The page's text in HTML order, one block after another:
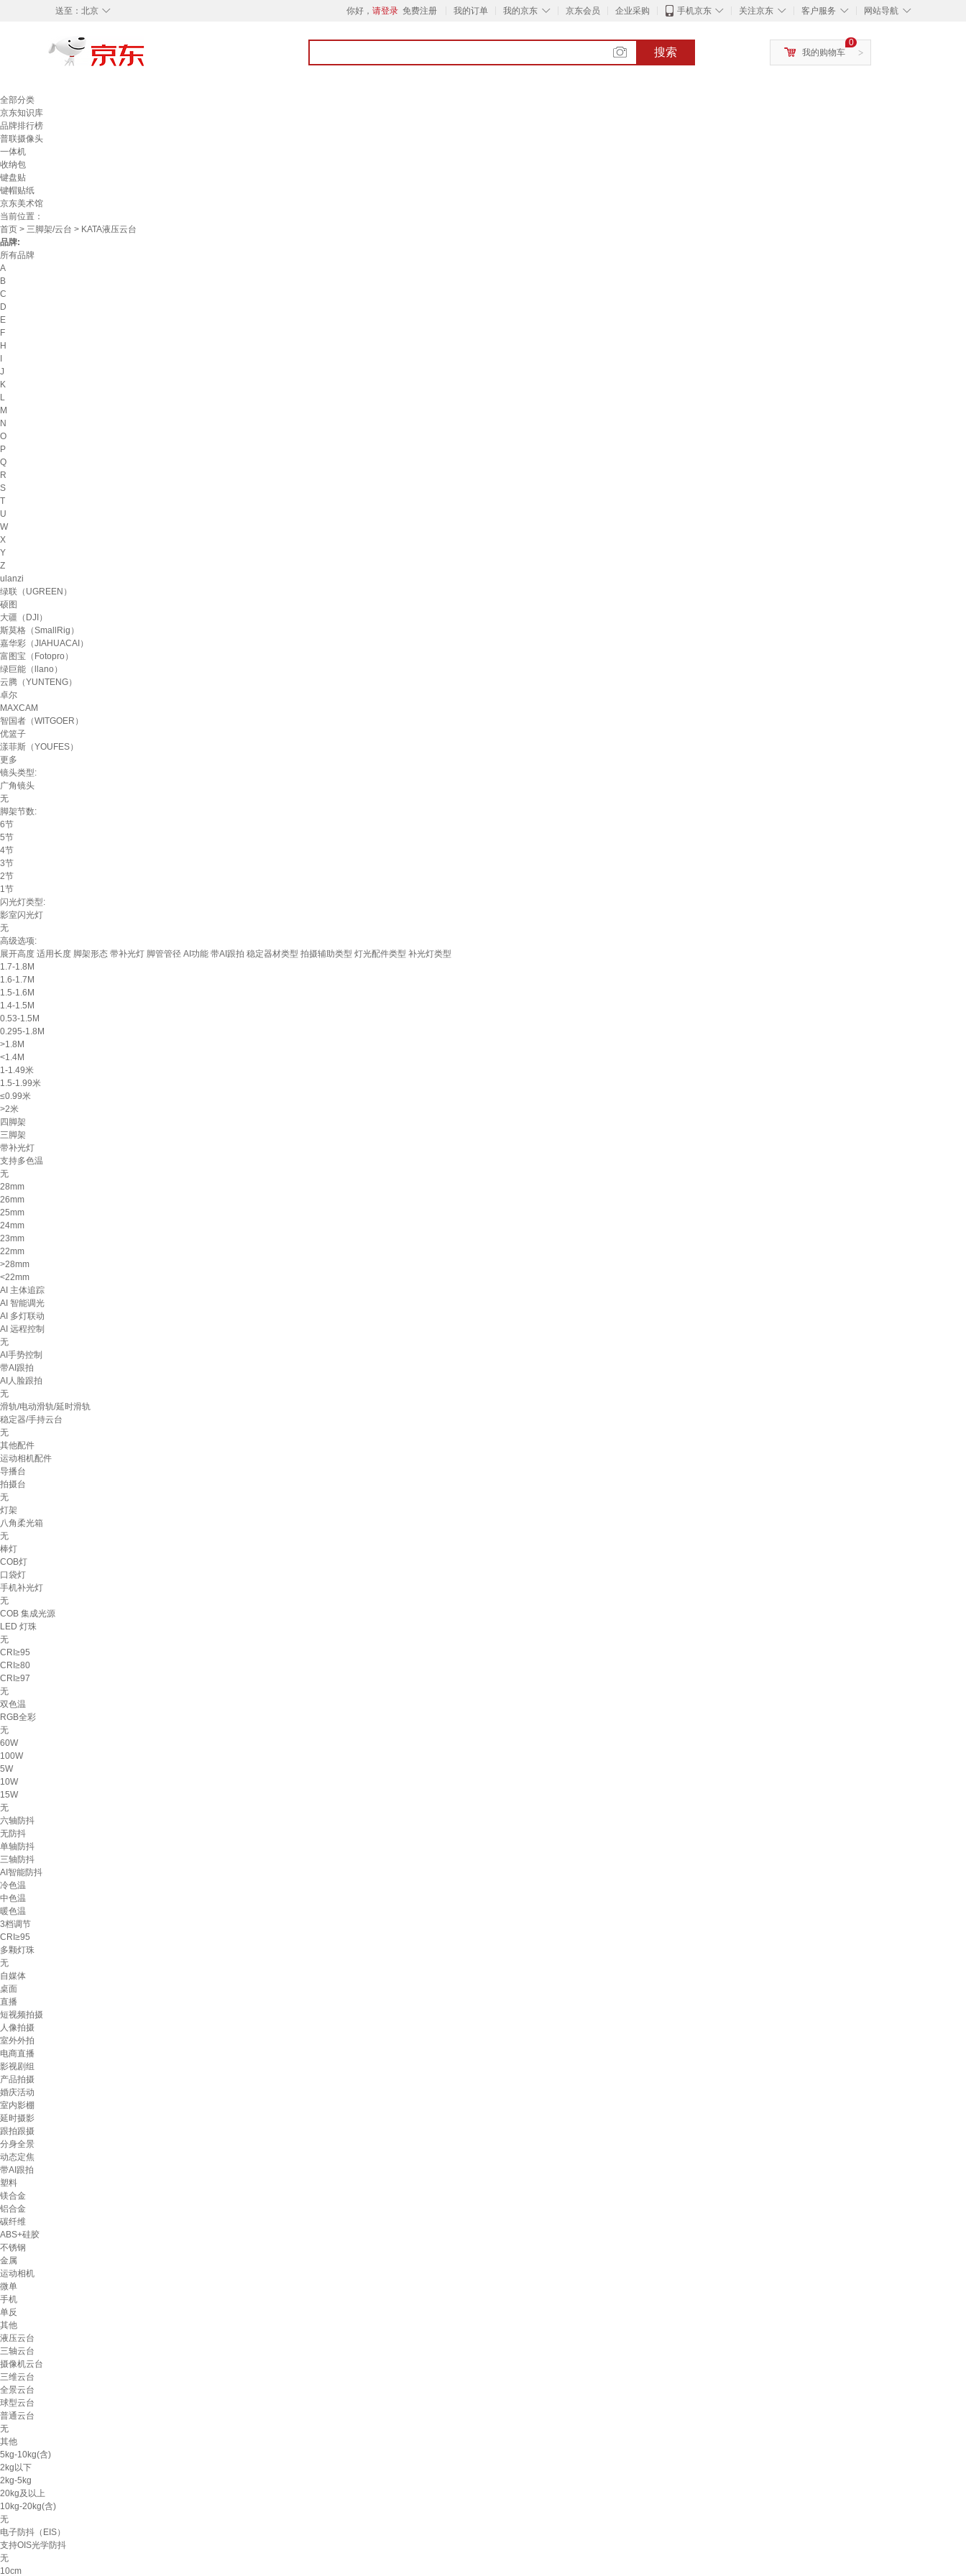
◇
送至： 北京 你好， 请登录 免费注册 我的订单 ◇
我的京东 京东会员 企业采购 ◇
手机京东 ◇
关注京东 ◇
客户服务 ◇
网站导航
搜索 >
0
我的购物车
全部分类
京东知识库
品牌排行榜
普联摄像头
一体机
收纳包
键盘贴
键帽贴纸
京东美术馆
当前位置：
首页 > 三脚架/云台 > KATA液压云台
品牌:
所有品牌
A
B
C
D
E
F
H
J
K
L
M
N
O
P
Q
R
S
T
U
W
X
Y
Z
ulanzi
绿联（UGREEN）
硕图
大疆（DJI）
斯莫格（SmallRig）
嘉华彩（JIAHUACAI）
富图宝（Fotopro）
绿巨能（llano）
云腾（YUNTENG）
卓尔
MAXCAM
智国者（WITGOER）
优篮子
漾菲斯（YOUFES）
更多
镜头类型:
广角镜头
无
脚架节数:
6节
5节
4节
3节
2节
1节
闪光灯类型:
影室闪光灯
无
高级选项:
展开高度 适用长度 脚架形态 带补光灯 脚管管径 AI功能 带AI跟拍 稳定器材类型 拍摄辅助类型 灯光配件类型 补光灯类型
1.7-1.8M
1.6-1.7M
1.5-1.6M
1.4-1.5M
0.53-1.5M
0.295-1.8M
>1.8M
<1.4M
1-1.49米
1.5-1.99米
≤0.99米
>2米
四脚架
三脚架
带补光灯
支持多色温
无
28mm
26mm
25mm
24mm
23mm
22mm
>28mm
<22mm
AI 主体追踪
AI 智能调光
AI 多灯联动
AI 远程控制
无
AI手势控制
带AI跟拍
AI人脸跟拍
无
滑轨/电动滑轨/延时滑轨
稳定器/手持云台
无
其他配件
运动相机配件
导播台
拍摄台
无
灯架
八角柔光箱
无
棒灯
COB灯
口袋灯
手机补光灯
无
COB 集成光源
LED 灯珠
无
CRI≥95
CRI≥80
CRI≥97
无
双色温
RGB全彩
无
60W
100W
5W
10W
15W
无
六轴防抖
无防抖
单轴防抖
三轴防抖
AI智能防抖
冷色温
中色温
暖色温
3档调节
CRI≥95
多颗灯珠
无
自媒体
桌面
直播
短视频拍摄
人像拍摄
室外外拍
电商直播
影视剧组
产品拍摄
婚庆活动
室内影棚
延时摄影
跟拍跟摄
分身全景
动态定焦
带AI跟拍
塑料
镁合金
铝合金
碳纤维
ABS+硅胶
不锈钢
金属
运动相机
微单
手机
单反
其他
液压云台
三轴云台
摄像机云台
三维云台
全景云台
球型云台
普通云台
无
其他
5kg-10kg(含)
2kg以下
2kg-5kg
20kg及以上
10kg-20kg(含)
无
电子防抖（EIS）
支持OIS光学防抖
无
10cm